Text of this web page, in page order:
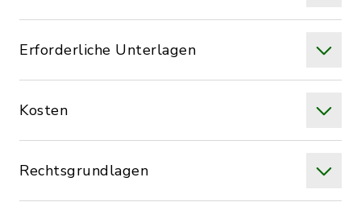
Erforderliche Unterlagen
Kosten
Rechtsgrundlagen